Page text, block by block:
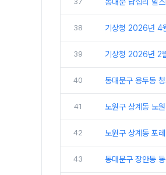
38 기상청 2026년 4
39 기상청 2026년 2
40 동대문구 용두동
41 노원구 상계동 노
42 노원구 상계동 포
43 동대문구 장안동